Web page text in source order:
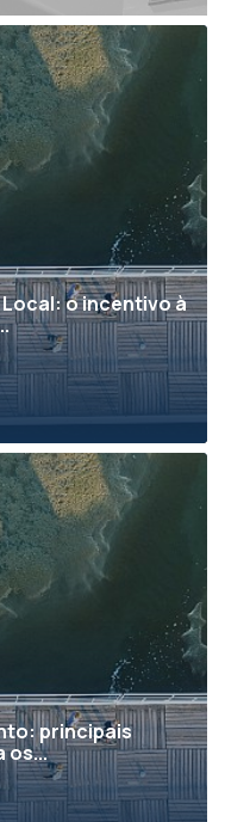
o incentivo à
principais
os...